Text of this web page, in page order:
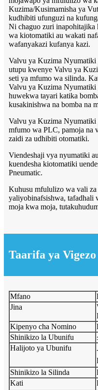
Kuzima/Kusimamisha ya
kudhibiti ufunguzi na
Ni chaguo zuri
wa kiotomatiki au wakati
wafanyakazi kufanya kazi.
Valvu ya Kuzima
utupu kwenye Valvu ya
seti ya mfumo wa silinda.
Valvu ya Kuzima
huwekwa tayari katika
kusakinishwa na bomba na
Valvu ya Kuzima Nyumatiki
mfumo wa PLC, pamoja na
zaidi za udhibiti otomatiki.
Viendeshaji vya nyumatiki
kuendesha kiotomatiki
Pneumatic.
Kuhusu mfululizo wa vali
yaliyobinafsishwa, tafadhali
moja kwa moja,
Taarifa ya Vigezo
Mfano
Jina
Kipenyo cha Nomino
Shinikizo la Ubunifu
Halijoto ya Ubunifu
Shinikizo la Silinda
Kati